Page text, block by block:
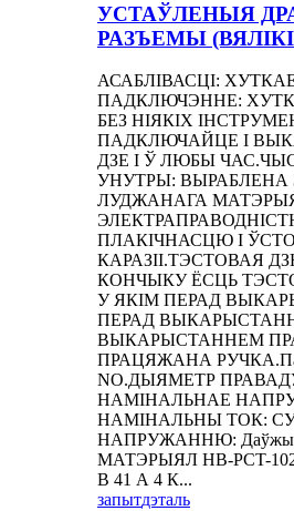
УСТАЎЛЕНЫЯ
РАЗЪЕМЫ
АСАБЛІВАСЦІ:
ПАДКЛЮЧЭННЕ:
БЕЗ НІЯКІХ
ПАДКЛЮЧАЙЦЕ І
ДЗЕ І Ў ЛЮБЫ
УНУТРЫ: ВЫРАБЛЕНА
ЛУДЖАНАГА
ПЛАКІЧНАСЦЮ І
КАРАЗІІ.ТЭСТОВАЯ
КОНЧЫКУ ЁСЦЬ
У ЯКІМ ПЕРАД
ПЕРАД
ВЫКАРЫСТАННЕМ
ПРАЦЯЖАНА
NO.ДЫЯМЕТР
НАМІНАЛЬНАЕ
НАМІНАЛЬНЫ ТОК:
НАПРУЖАННЮ:
МАТЭРЫЯЛ HB-PCT-102
В 41 А 4 К...
запытдэталь